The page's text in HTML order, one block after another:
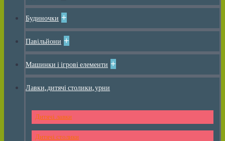
Будиночки +
Павільйони +
Машинки і ігрові елементи +
Лавки, дитячі столики, урни
Дитячі лавки
Дитячі столики